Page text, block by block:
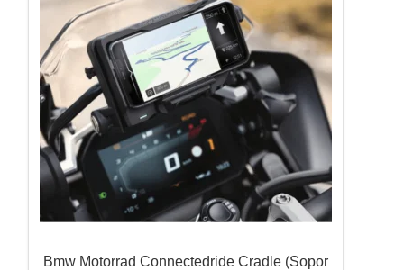
Bmw Motorrad Connectedride Cradle (Sopor